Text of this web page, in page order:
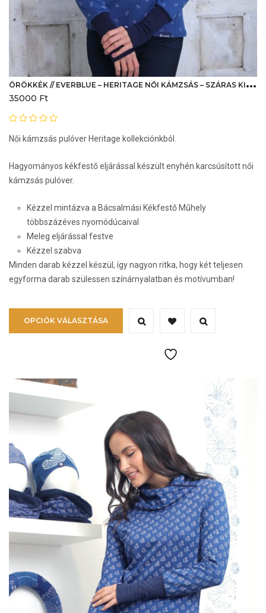
Ö
RÖKKÉK // EVERBLUE – HERITAGE NŐI KÁMZSÁS – SZÁRAS KISVIRÁG
35000 Ft
Női kámzsás pulóver Heritage kollekciónkból.
Hagyományos kékfestő eljárással készült enyhén karcsúsított női
kámzsás pulóver.
Kézzel mintázva a Bácsalmási Kékfestő Műhely
többszázéves nyomódúcaival
Meleg eljárással festve
Kézzel szabva
Minden darab kézzel készül, így nagyon ritka, hogy két teljesen
egyforma darab szülessen színárnyalatban és motívumban!
OPCIÓK VÁLASZTÁSA
változatok
termékoldalon
választhatók
ki